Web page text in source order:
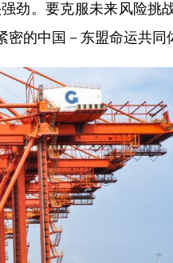
劲。要克服未来风险挑
的中国－东盟命运共同